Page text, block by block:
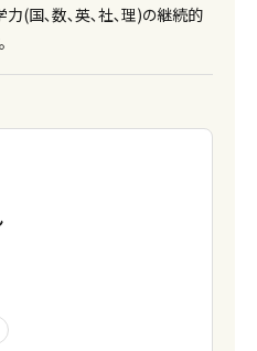
力(国､数､英､社､理)の継続的